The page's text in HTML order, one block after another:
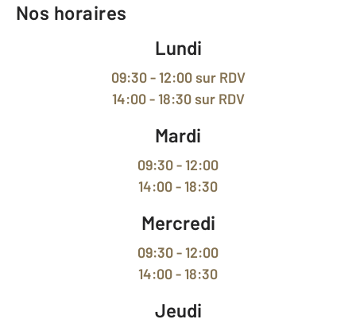
Nos horaires
Lundi
09:30 - 12:00sur RDV
14:00 - 18:30sur RDV
Mardi
09:30 - 12:00
14:00 - 18:30
Mercredi
09:30 - 12:00
14:00 - 18:30
Jeudi